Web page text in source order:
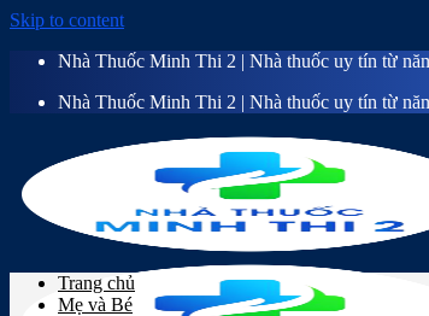
Skip to content
Nhà Thuốc Minh Thi 2 | Nhà thuốc uy tín từ
Nhà Thuốc Minh Thi 2 | Nhà thuốc uy tín từ
Trang chủ
Mẹ và Bé